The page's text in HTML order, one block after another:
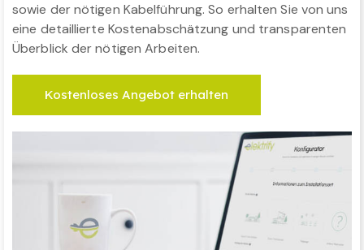
sowie der nötigen Kabelführung. So erhalten Sie von uns
eine detaillierte Kostenabschätzung und transparenten
Überblick der nötigen Arbeiten.
Kostenloses Angebot erhalten